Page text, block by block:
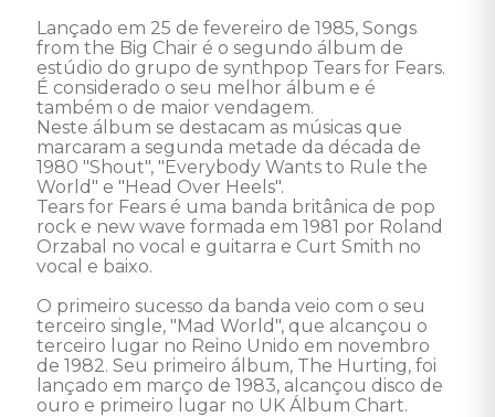
Lançado em 25 de fevereiro de 1985, Songs
from the Big Chair é o segundo álbum de
estúdio do grupo de synthpop Tears for Fears.
É considerado o seu melhor álbum e é
também o de maior vendagem.
Neste álbum se destacam as músicas que
marcaram a segunda metade da década de
1980 "Shout", "Everybody Wants to Rule the
World" e "Head Over Heels".
Tears for Fears é uma banda britânica de pop
rock e new wave formada em 1981 por Roland
Orzabal no vocal e guitarra e Curt Smith no
vocal e baixo.
O primeiro sucesso da banda veio com o seu
terceiro single, "Mad World", que alcançou o
terceiro lugar no Reino Unido em novembro
de 1982. Seu primeiro álbum, The Hurting, foi
lançado em março de 1983, alcançou disco de
ouro e primeiro lugar no UK Álbum Chart.